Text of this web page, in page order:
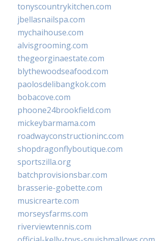
tonyscountrykitchen.com
jbellasnailspa.com
mychaihouse.com
alvisgrooming.com
thegeorginaestate.com
blythewoodseafood.com
paolosdelibangkok.com
bobacove.com
phoone24brookfield.com
mickeybarmama.com
roadwayconstructioninc.com
shopdragonflyboutique.com
sportszilla.org
batchprovisionsbar.com
brasserie-gobette.com
musicrearte.com
morseysfarms.com
riverviewtennis.com